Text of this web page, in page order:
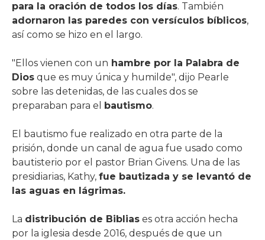
para la oración de todos los días. También
adornaron las paredes con versículos bíblicos,
así como se hizo en el largo.
"Ellos vienen con un hambre por la Palabra de
Dios que es muy única y humilde", dijo Pearle
sobre las detenidas, de las cuales dos se
preparaban para el bautismo.
El bautismo fue realizado en otra parte de la
prisión, donde un canal de agua fue usado como
bautisterio por el pastor Brian Givens. Una de las
presidiarias, Kathy, fue bautizada y se levantó de
las aguas en lágrimas.
La distribución de Biblias es otra acción hecha
por la iglesia desde 2016, después de que un